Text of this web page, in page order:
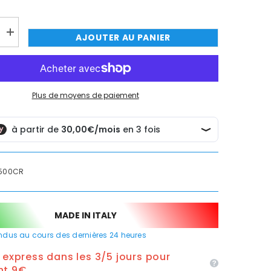
MAINTENANT
MAINTENANT
MAINTENANT
MAINTENANT
Augmenter
la
quantité
Miscelatore
per
cucina
moderno
AJOUTER AU PANIER
Plus de moyens de paiement
MADE IN ITALY
au cours des dernières 24 heures
express dans les 3/5 jours pour